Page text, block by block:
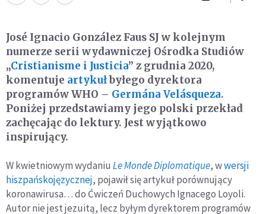
José Ignacio González Faus SJ w kolejnym
numerze serii wydawniczej Ośrodka Studiów
„Cristianisme i Justicia” z grudnia 2020,
komentuje artykułbyłego dyrektora
programów WHO – Germána Velásqueza.
Poniżej przedstawiamy jego polski przekład
zachęcając do lektury. Jest wyjątkowo
inspirujący.
W kwietniowym wydaniu Le Monde Diplomatique, wwersji
hiszpańskojęzycznej, pojawił się artykuł porównujący
koronawirusa… do Ćwiczeń Duchowych Ignacego Loyoli.
Autor nie jest jezuitą, lecz byłym dyrektorem programów